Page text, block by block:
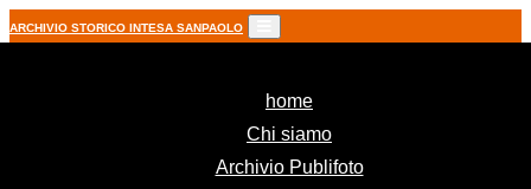
ARCHIVIO STORICO INTESA SANPAOLO
home(current)
Chi siamo
Archivio Publifoto